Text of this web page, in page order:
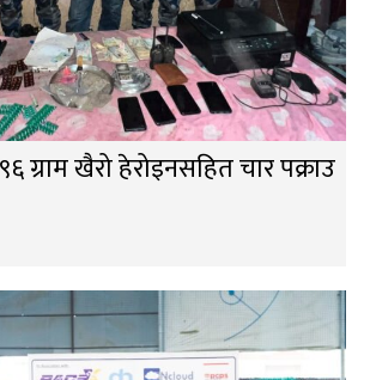
ग्राम खैरो हेरोइनसहित चार पक्राउ